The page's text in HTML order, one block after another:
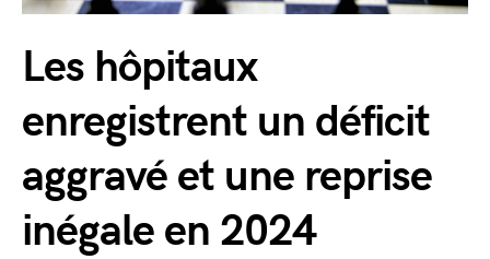
Les hôpitaux
enregistrent un déficit
aggravé et une reprise
inégale en 2024